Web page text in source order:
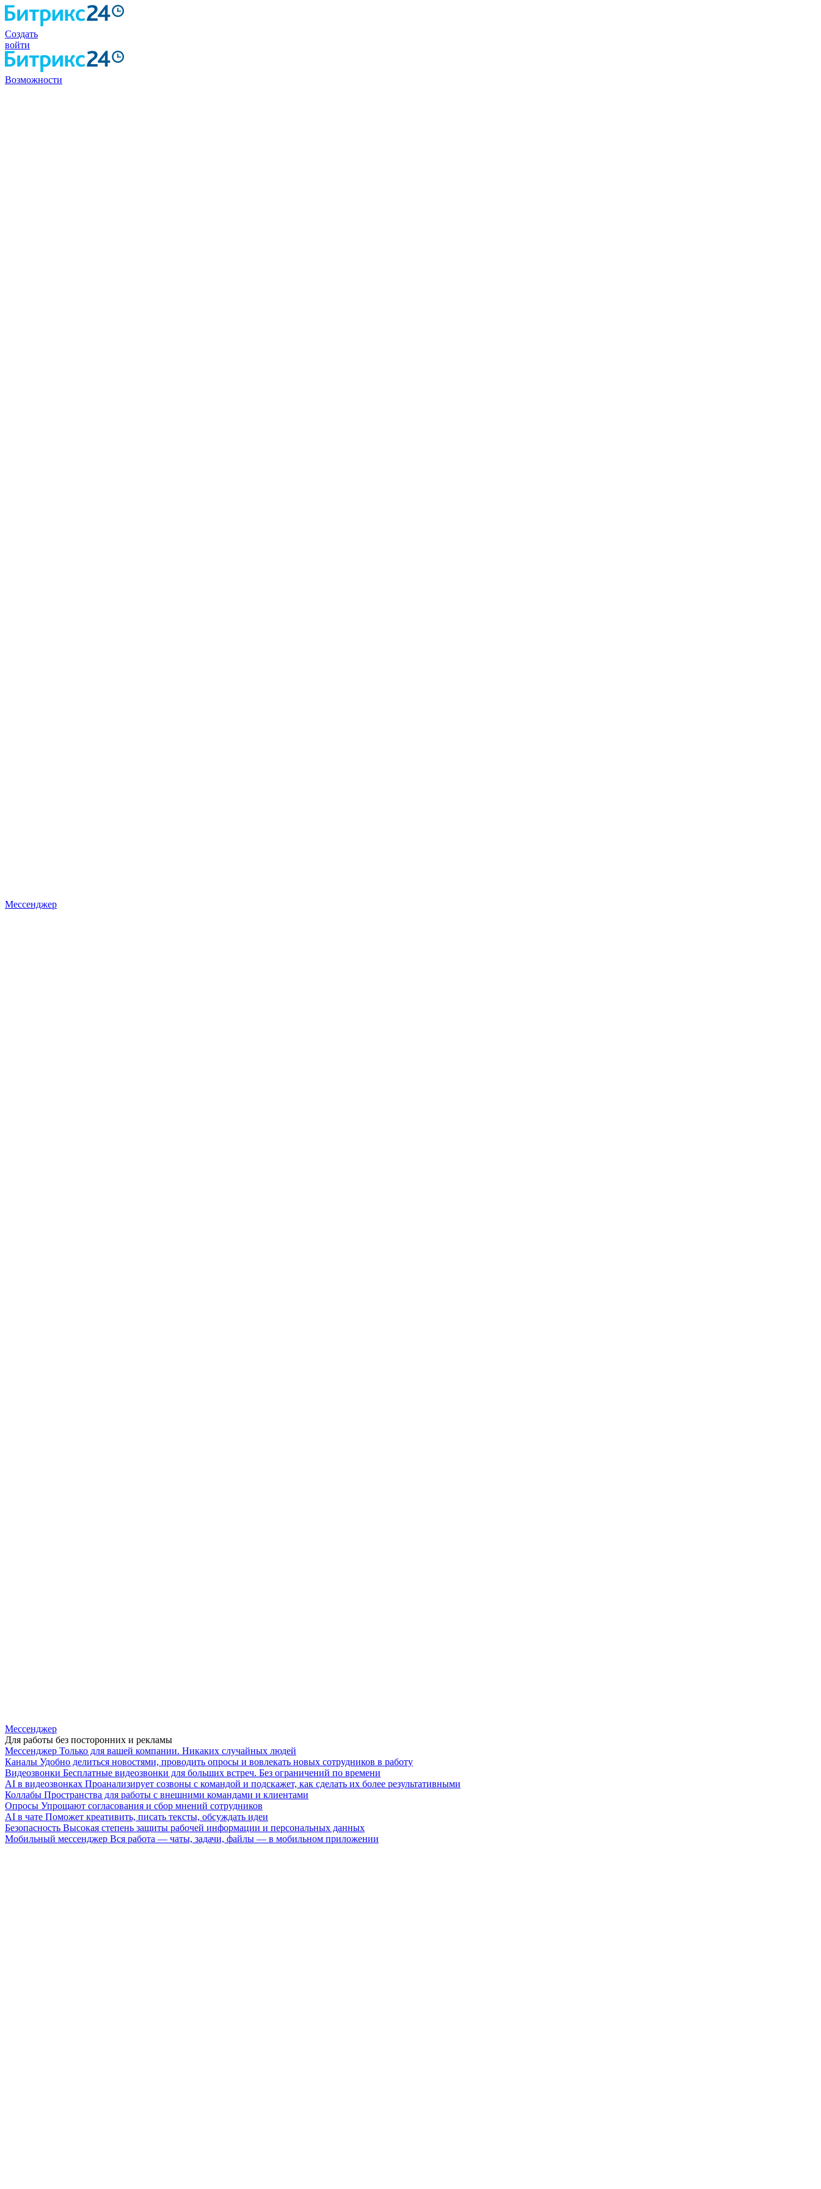
Создать
войти
Возможности
Мессенджер
Мессенджер
Для работы без посторонних и рекламы
Мессенджер Только для вашей компании. Никаких случайных людей
Каналы Удобно делиться новостями, проводить опросы и вовлекать новых сотрудников в работу
Видеозвонки Бесплатные видеозвонки для больших встреч. Без ограничений по времени
AI в видеозвонках Проанализирует созвоны с командой и подскажет, как сделать их более результативными
Коллабы Пространства для работы с внешними командами и клиентами
Опросы Упрощают согласования и сбор мнений сотрудников
AI в чате Поможет креативить, писать тексты, обсуждать идеи
Безопасность Высокая степень защиты рабочей информации и персональных данных
Мобильный мессенджер Вся работа — чаты, задачи, файлы — в мобильном приложении